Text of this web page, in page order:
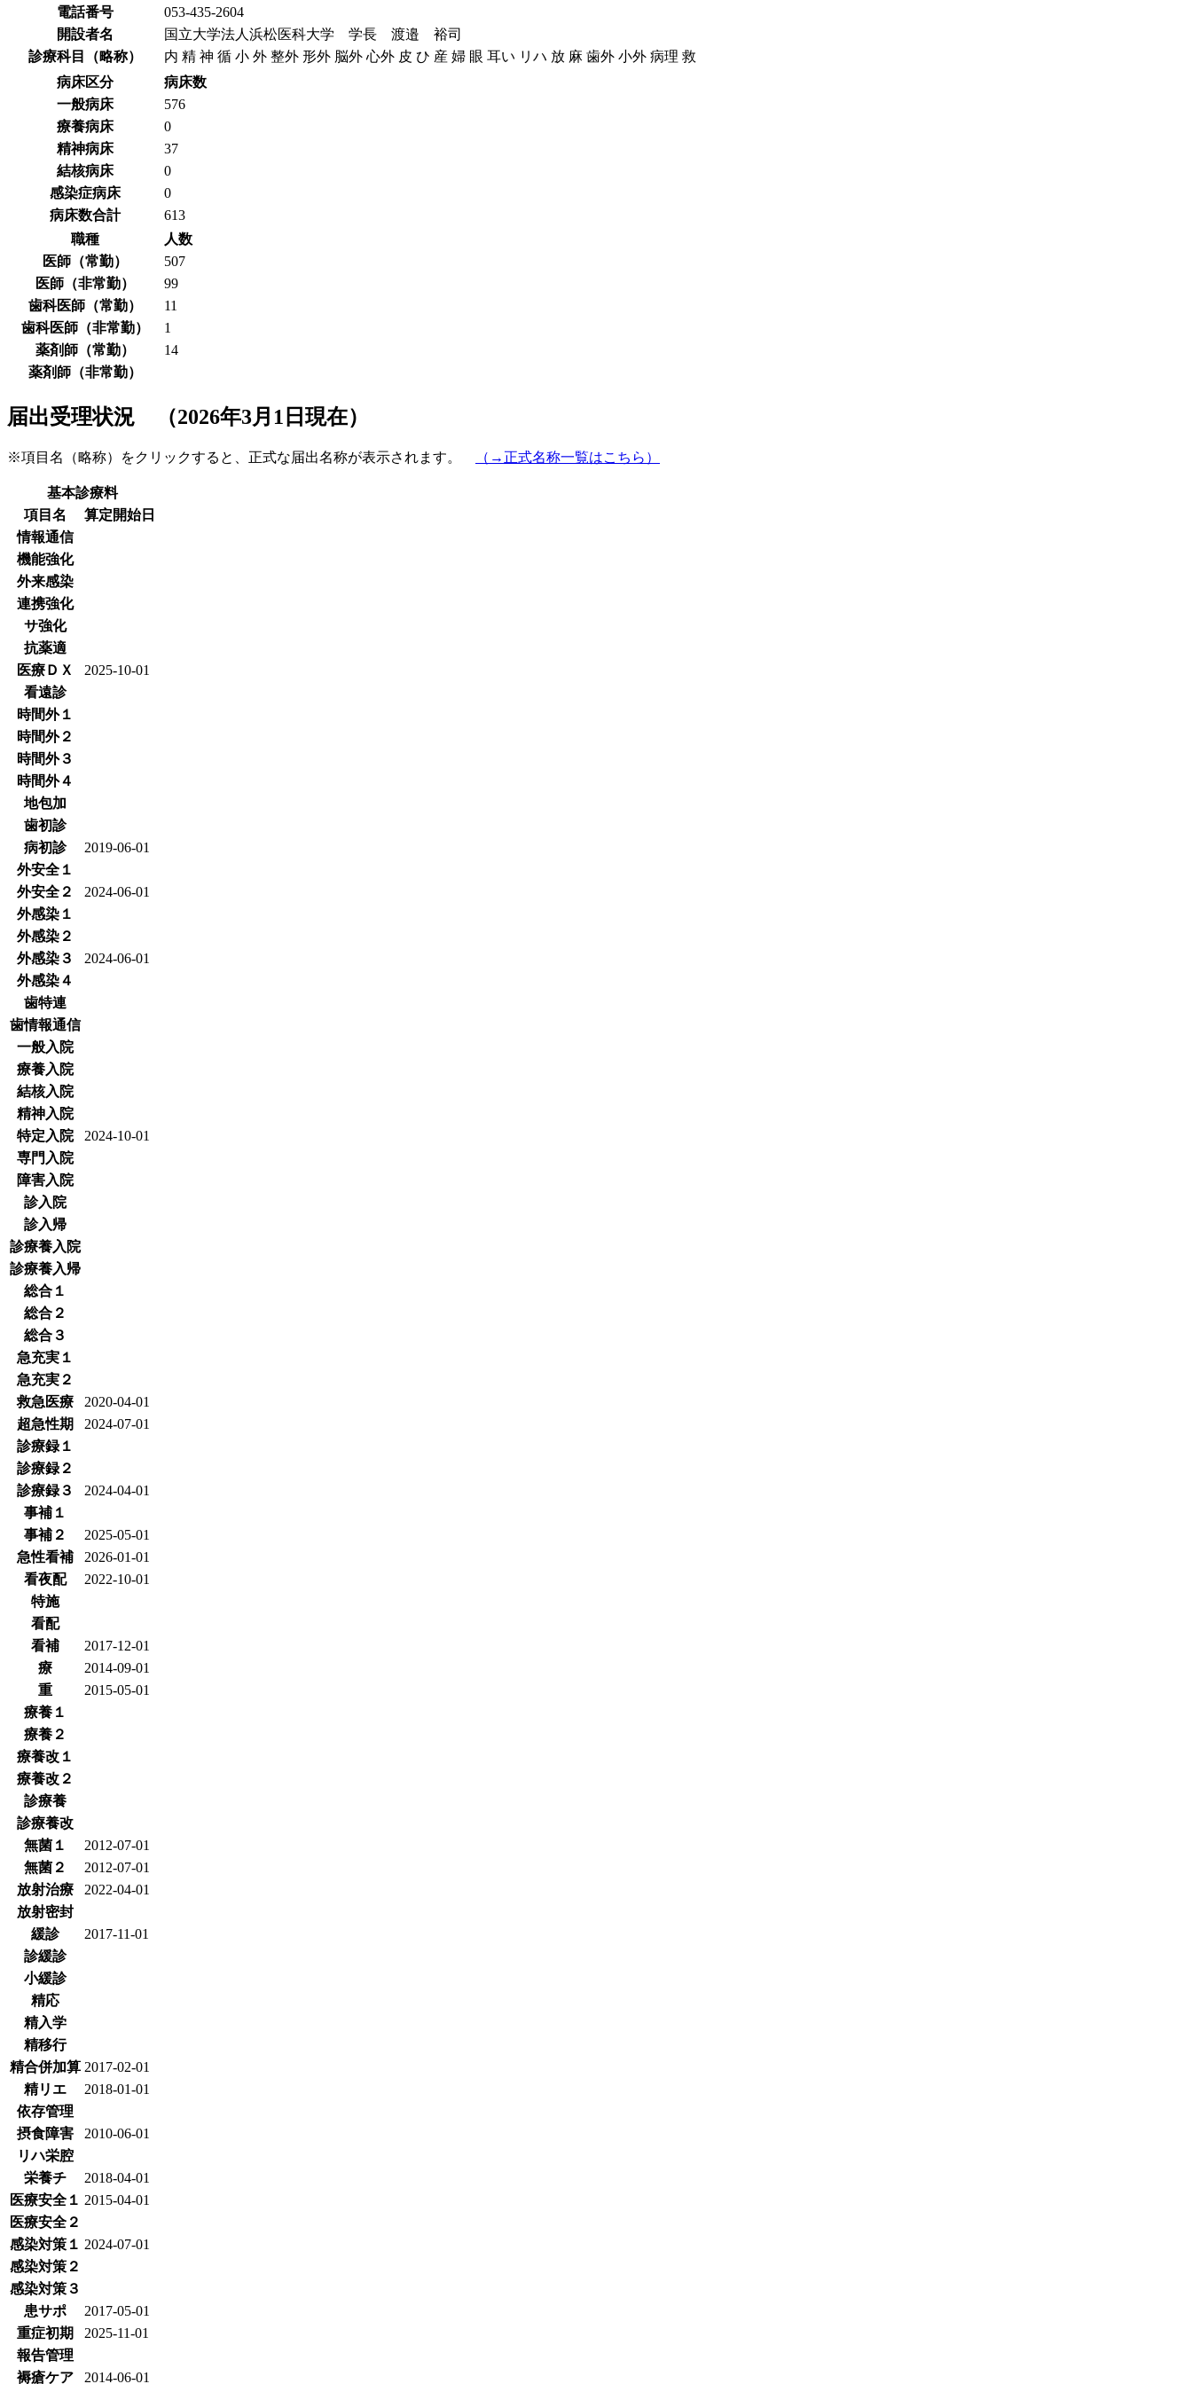
電話番号
053-435-2604
開設者名
国立大学法人浜松医科大学 学長 渡邉 裕司
診療科目（略称）
内 精 神 循 小 外 整外 形外 脳外 心外 皮 ひ 産 婦 眼 耳い リハ 放 麻 歯外 小外 病理 救
病床区分
病床数
一般病床
576
療養病床
0
精神病床
37
結核病床
0
感染症病床
0
病床数合計
613
職種
人数
医師（常勤）
507
医師（非常勤）
99
歯科医師（常勤）
11
歯科医師（非常勤）
1
薬剤師（常勤）
14
薬剤師（非常勤）
届出受理状況 （2026年3月1日現在）
※項目名（略称）をクリックすると、正式な届出名称が表示されます。 （→正式名称一覧はこちら）
基本診療料
項目名
算定開始日
情報通信
機能強化
外来感染
連携強化
サ強化
抗薬適
医療ＤＸ
2025-10-01
看遠診
時間外１
時間外２
時間外３
時間外４
地包加
歯初診
病初診
2019-06-01
外安全１
外安全２
2024-06-01
外感染１
外感染２
外感染３
2024-06-01
外感染４
歯特連
歯情報通信
一般入院
療養入院
結核入院
精神入院
特定入院
2024-10-01
専門入院
障害入院
診入院
診入帰
診療養入院
診療養入帰
総合１
総合２
総合３
急充実１
急充実２
救急医療
2020-04-01
超急性期
2024-07-01
診療録１
診療録２
診療録３
2024-04-01
事補１
事補２
2025-05-01
急性看補
2026-01-01
看夜配
2022-10-01
特施
看配
看補
2017-12-01
療
2014-09-01
重
2015-05-01
療養１
療養２
療養改１
療養改２
診療養
診療養改
無菌１
2012-07-01
無菌２
2012-07-01
放射治療
2022-04-01
放射密封
緩診
2017-11-01
診緩診
小緩診
精応
精入学
精移行
精合併加算 2017-02-01
精リエ
2018-01-01
依存管理
摂食障害
2010-06-01
リハ栄腔
栄養チ
2018-04-01
医療安全１ 2015-04-01
医療安全２
感染対策１ 2024-07-01
感染対策２
感染対策３
患サポ
2017-05-01
重症初期
2025-11-01
報告管理
褥瘡ケア
2014-06-01